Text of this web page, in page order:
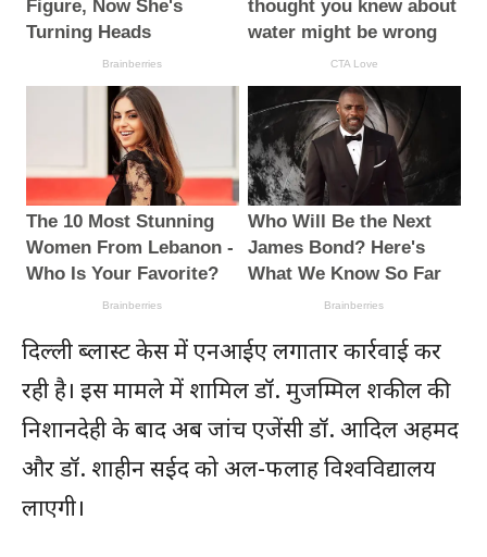
दिल्ली ब्लास्ट केस में एनआईए लगातार कार्रवाई कर
रही है। इस मामले में शामिल डॉ. मुजम्मिल शकील की
निशानदेही के बाद अब जांच एजेंसी डॉ. आदिल अहमद
और डॉ. शाहीन सईद को अल-फलाह विश्वविद्यालय
लाएगी।